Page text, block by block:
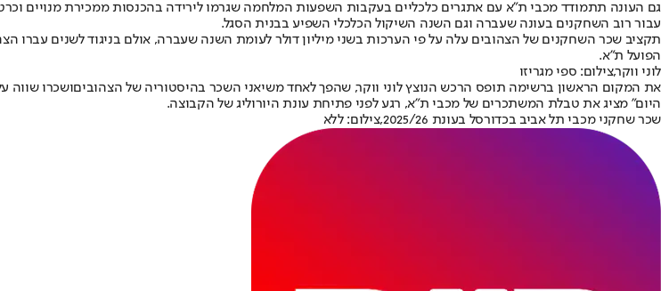
גם העונה תתמודד מכבי ת"א עם אתגרים כלכליים בעקבות השפעות המלחמה שגרמו לירידה בהכנסות ממכירת מנויים
עבור רוב השחקנים בעונה שעברה וגם השנה השיקול הכלכלי השפיע בבנית הסגל.
תקציב שכר השחקנים של הצהובים עלה על פי הערכות בשני מיליון דולר לעומת השנה שעברה, אולם בניגוד לשנים
הפועל ת"א.
לוני ווקר,צילום: ספי מגריזו
את המקום הראשון ברשימה תופס הרכש הנוצץ לוני ווקר, שהפך לאחד משיאני השכר בהיסטוריה של הצהוביםושכרו שווה
היום" מציג את טבלת המשתכרים של מכבי ת"א, רגע לפני פתיחת עונת היורוליג של הקבוצה.
שכר שחקני מכבי תל אביב בכדורסל בעונת 2025/26,צילום: ללא